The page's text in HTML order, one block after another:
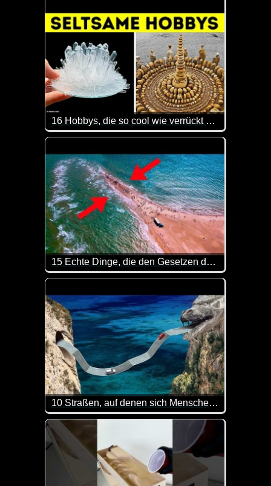
16 Hobbys, die so cool wie verrückt sind
Hast du schon mal was von Extrem-Bügeln
15 Echte Dinge, die den Gesetzen der Physik trotzen!
Hier kannst du mal wieder was lernen. Sehr
10 Straßen, auf denen sich Menschen in Luft auflösen
Okay, diese Straßen werde ich lieber nicht